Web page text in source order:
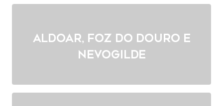
Aldoar, Foz do Douro e
Nevogilde